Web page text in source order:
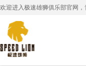
欢迎进入极速雄狮俱乐部官网